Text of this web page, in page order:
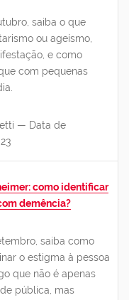
saiba o que
ou ageísmo,
e como
com pequenas
— Data de
como identificar
demência?
saiba como
o estigma à pessoa
que não é apenas
pública, mas